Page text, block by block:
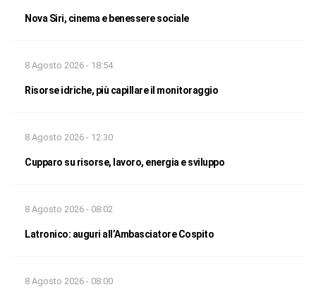
Nova Siri, cinema e benessere sociale
8 Agosto 2026 - 18:54
Risorse idriche, più capillare il monitoraggio
8 Agosto 2026 - 12:30
Cupparo su risorse, lavoro, energia e sviluppo
8 Agosto 2026 - 08:02
Latronico: auguri all’Ambasciatore Cospito
8 Agosto 2026 - 08:00